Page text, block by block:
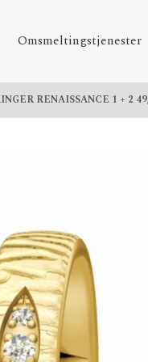
Omsmeltingstjenester
RENAISSANCE 1 + 2